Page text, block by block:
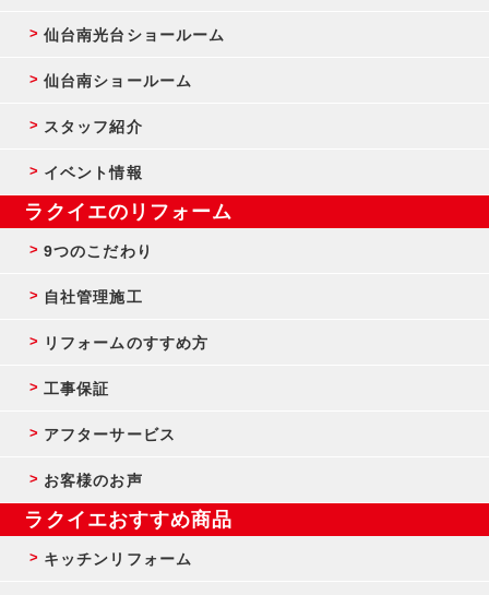
仙台南光台ショールーム
仙台南ショールーム
スタッフ紹介
イベント情報
ラクイエのリフォーム
9つのこだわり
自社管理施工
リフォームのすすめ方
工事保証
アフターサービス
お客様のお声
ラクイエおすすめ商品
キッチンリフォーム